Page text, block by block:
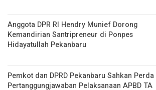
Anggota DPR RI Hendry Munief Dorong
Kemandirian Santripreneur di Ponpes
Hidayatullah Pekanbaru
Pemkot dan DPRD Pekanbaru Sahkan Perda
Pertanggungjawaban Pelaksanaan APBD TA